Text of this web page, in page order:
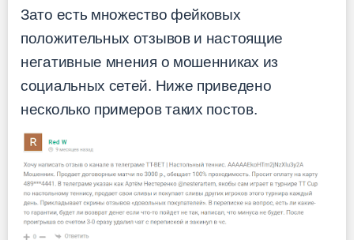
Зато есть множество фейковых
положительных отзывов и настоящие
негативные мнения о мошенниках из
социальных сетей. Ниже приведено
несколько примеров таких постов.